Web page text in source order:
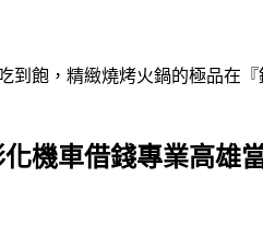
到飽，精緻燒烤火鍋的極品在
機車借錢專業高雄